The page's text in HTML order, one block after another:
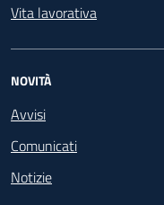
Vita lavorativa
NOVITÀ
Avvisi
Comunicati
Notizie